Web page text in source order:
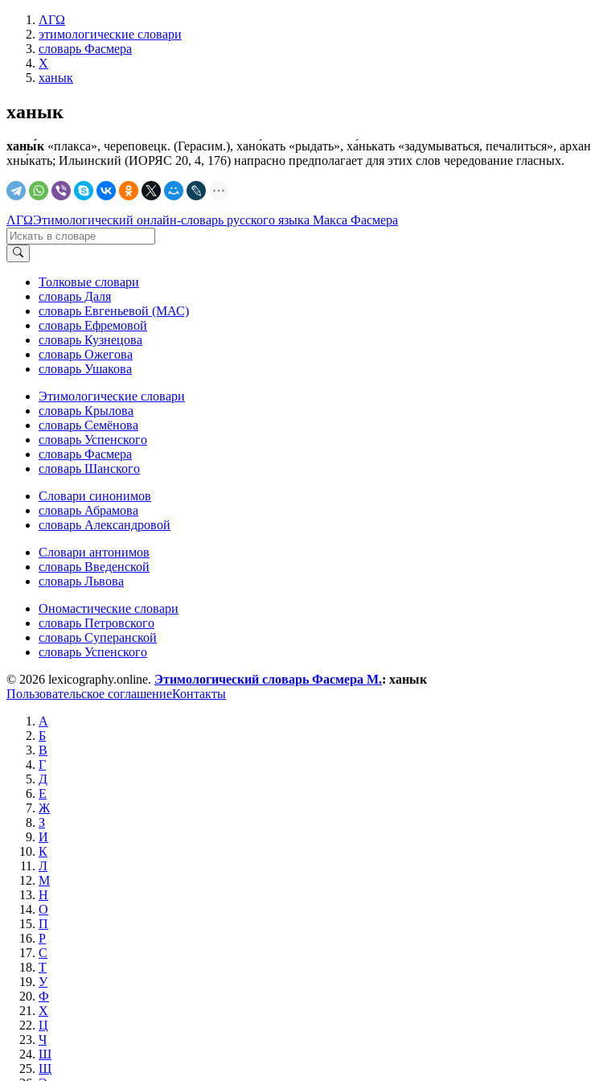
ΛΓΩ
этимологические словари
словарь Фасмера
Х
ханык
ханык
ханы́к «плакса», череповецк. (Герасим.), хано́кать «рыдать», ха́нькать «задумываться, печалиться»,
хны́кать; Ильинский (ИОРЯС 20, 4, 176) напрасно предполагает для этих слов чередование гласных.
ΛΓΩЭтимологический онлайн-словарь русского языка Макса Фасмера
Толковые словари
словарь Даля
словарь Евгеньевой (МАС)
словарь Ефремовой
словарь Кузнецова
словарь Ожегова
словарь Ушакова
Этимологические словари
словарь Крылова
словарь Семёнова
словарь Успенского
словарь Фасмера
словарь Шанского
Словари синонимов
словарь Абрамова
словарь Александровой
Словари антонимов
словарь Введенской
словарь Львова
Ономастические словари
словарь Петровского
словарь Суперанской
словарь Успенского
© 2026 lexicography.online. Этимологический словарь Фасмера М.: ханык
Пользовательское соглашениеКонтакты
А
Б
В
Г
Д
Е
Ж
З
И
К
Л
М
Н
О
П
Р
С
Т
У
Ф
Х
Ц
Ч
Ш
Щ